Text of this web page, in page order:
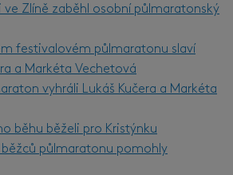
ve Zlíně zaběhl osobní půlmaratonský
festivalovém půlmaratonu slaví
a Markéta Vechetová
vyhráli Lukáš Kučera a Markéta
běhu běželi pro Kristýnku
půlmaratonu pomohly